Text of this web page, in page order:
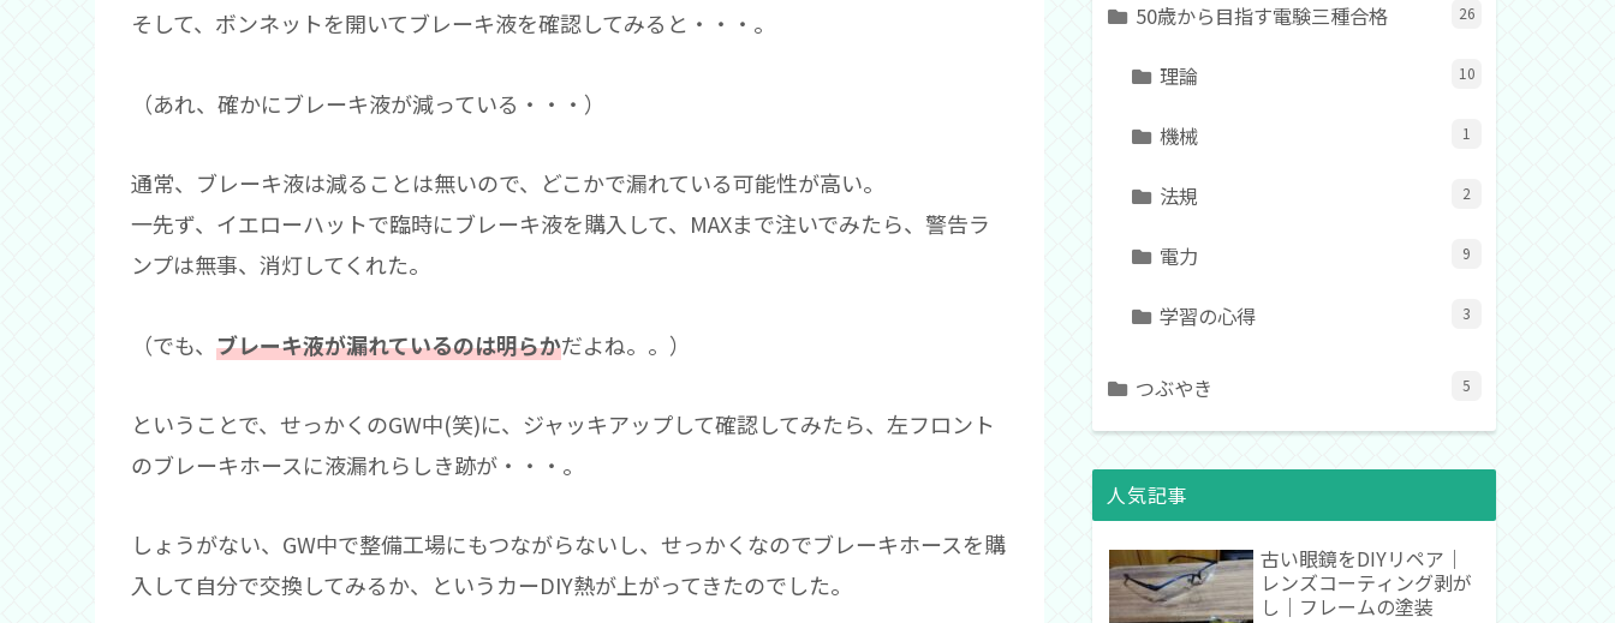
そして、ボンネットを開いてブレーキ液を確認してみると・・・。
（あれ、確かにブレーキ液が減っている・・・）
通常、ブレーキ液は減ることは無いので、どこかで漏れている可能性が高い。
一先ず、イエローハットで臨時にブレーキ液を購入して、MAXまで注いでみたら、警告ラ
ンプは無事、消灯してくれた。
（でも、 ブレーキ液が漏れているのは明らかだよね。。）
ということで、せっかくのGW中(笑)に、ジャッキアップして確認してみたら、左フロント
のブレーキホースに液漏れらしき跡が・・・。
しょうがない、GW中で整備工場にもつながらないし、せっかくなのでブレーキホースを購
入して自分で交換してみるか、というカーDIY熱が上がってきたのでした。
50歳から目指す電験三種合格 26
理論 10
機械 1
法規 2
電力 9
学習の心得 3
つぶやき 5
人気記事
古い眼鏡をDIYリペア｜
レンズコーティング剥が
し｜フレームの塗装